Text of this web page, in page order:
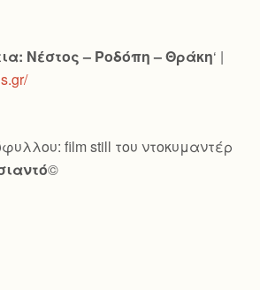
Νέστος – Ροδόπη – Θράκη‘ |
film still του ντοκυμαντέρ
©